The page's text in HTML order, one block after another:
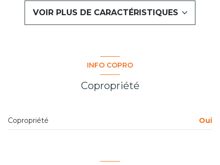
exposition Est-Ouest
VOIR PLUS DE CARACTÉRISTIQUES
INFO COPRO
Copropriété
Copropriété Oui